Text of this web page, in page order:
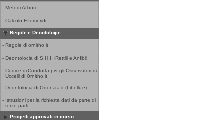
- Metodi Atlante
- Calcolo Effemeridi
Regole e Deontologie
- Regole di ornitho.it
- Deontologia di S.H.I. (Rettili e Anfibi)
- Codice di Condotta per gli Osservatori di
Uccelli di Ornitho.it
- Deontologia di Odonata.it (Libellule)
- Istruzioni per la richiesta dati da parte di
terze parti
Progetti approvati in corso